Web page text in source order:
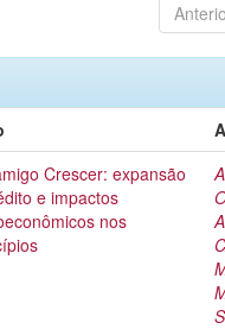
Crescer: expansão
e impactos
nos